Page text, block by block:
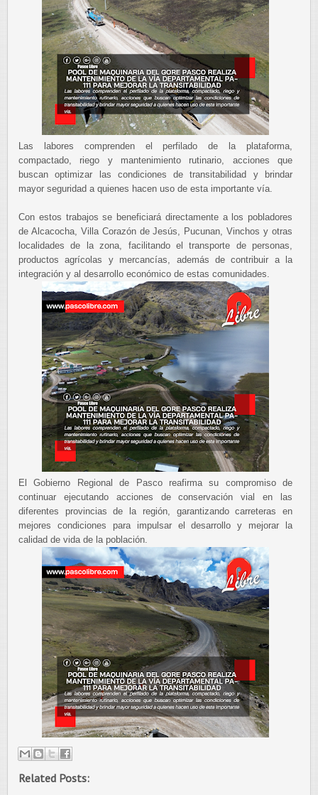
Las labores comprenden el perfilado de la plataforma,
compactado, riego y mantenimiento rutinario, acciones que
buscan optimizar las condiciones de transitabilidad y brindar
mayor seguridad a quienes hacen uso de esta importante vía.
Con estos trabajos se beneficiará directamente a los pobladores
de Alcacocha, Villa Corazón de Jesús, Pucunan, Vinchos y otras
localidades de la zona, facilitando el transporte de personas,
productos agrícolas y mercancías, además de contribuir a la
integración y al desarrollo económico de estas comunidades.
El Gobierno Regional de Pasco reafirma su compromiso de
continuar ejecutando acciones de conservación vial en las
diferentes provincias de la región, garantizando carreteras en
mejores condiciones para impulsar el desarrollo y mejorar la
calidad de vida de la población.
Related Posts: